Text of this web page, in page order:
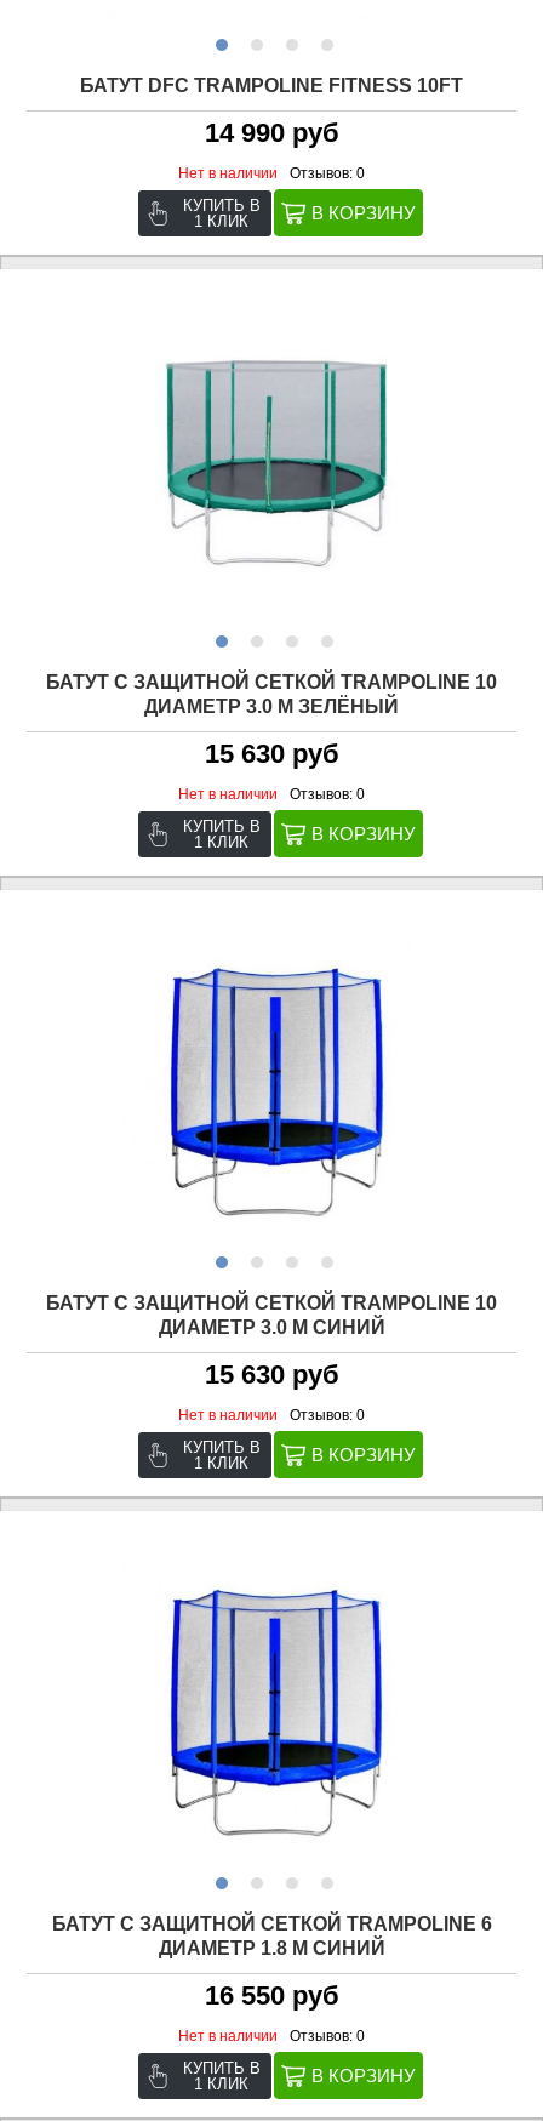
БАТУТ DFC TRAMPOLINE FITNESS 10FT
14 990 руб
Нет в наличии Отзывов: 0
КУПИТЬ В
1 КЛИК
БАТУТ С ЗАЩИТНОЙ СЕТКОЙ TRAMPOLINE 10
ДИАМЕТР 3.0 М ЗЕЛЁНЫЙ
15 630 руб
Нет в наличии Отзывов: 0
КУПИТЬ В
1 КЛИК
БАТУТ С ЗАЩИТНОЙ СЕТКОЙ TRAMPOLINE 10
ДИАМЕТР 3.0 М СИНИЙ
15 630 руб
Нет в наличии Отзывов: 0
КУПИТЬ В
1 КЛИК
БАТУТ С ЗАЩИТНОЙ СЕТКОЙ TRAMPOLINE 6
ДИАМЕТР 1.8 М СИНИЙ
16 550 руб
Нет в наличии Отзывов: 0
КУПИТЬ В
1 КЛИК